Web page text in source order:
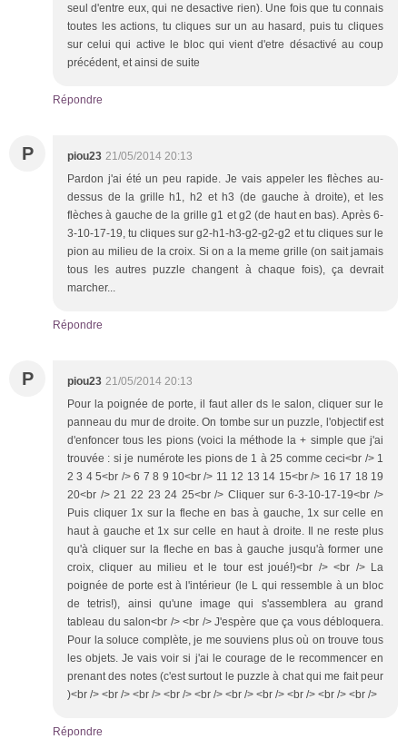
seul d'entre eux, qui ne desactive rien). Une fois que tu connais
toutes les actions, tu cliques sur un au hasard, puis tu cliques
sur celui qui active le bloc qui vient d'etre désactivé au coup
précédent, et ainsi de suite
Répondre
P piou23 21/05/2014 20:13
Pardon j'ai été un peu rapide. Je vais appeler les flèches au-
dessus de la grille h1, h2 et h3 (de gauche à droite), et les
flèches à gauche de la grille g1 et g2 (de haut en bas). Après 6-
3-10-17-19, tu cliques sur g2-h1-h3-g2-g2-g2 et tu cliques sur le
pion au milieu de la croix. Si on a la meme grille (on sait jamais
tous les autres puzzle changent à chaque fois), ça devrait
marcher...
Répondre
P piou23 21/05/2014 20:13
Pour la poignée de porte, il faut aller ds le salon, cliquer sur le
panneau du mur de droite. On tombe sur un puzzle, l'objectif est
d'enfoncer tous les pions (voici la méthode la + simple que j'ai
trouvée : si je numérote les pions de 1 à 25 comme ceci<br /> 1
2 3 4 5<br /> 6 7 8 9 10<br /> 11 12 13 14 15<br /> 16 17 18 19
20<br /> 21 22 23 24 25<br /> Cliquer sur 6-3-10-17-19<br />
Puis cliquer 1x sur la fleche en bas à gauche, 1x sur celle en
haut à gauche et 1x sur celle en haut à droite. Il ne reste plus
qu'à cliquer sur la fleche en bas à gauche jusqu'à former une
croix, cliquer au milieu et le tour est joué!)<br /> <br /> La
poignée de porte est à l'intérieur (le L qui ressemble à un bloc
de tetris!), ainsi qu'une image qui s'assemblera au grand
tableau du salon<br /> <br /> J'espère que ça vous débloquera.
Pour la soluce complète, je me souviens plus où on trouve tous
les objets. Je vais voir si j'ai le courage de le recommencer en
prenant des notes (c'est surtout le puzzle à chat qui me fait peur
)<br /> <br /> <br /> <br /> <br /> <br /> <br /> <br /> <br /> <br />
Répondre